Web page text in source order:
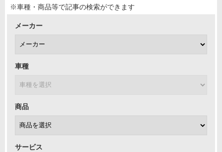
※車種・商品等で記事の検索ができます
メーカー
車種
商品
サービス